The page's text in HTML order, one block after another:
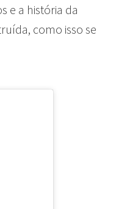
e a história da
como isso se